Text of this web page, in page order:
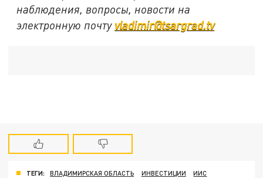
наблюдения, вопросы, новости на
электронную почту vladimir@tsargrad.tv
ТЕГИ: ВЛАДИМИРСКАЯ ОБЛАСТЬ ИНВЕСТИЦИИ ИИС